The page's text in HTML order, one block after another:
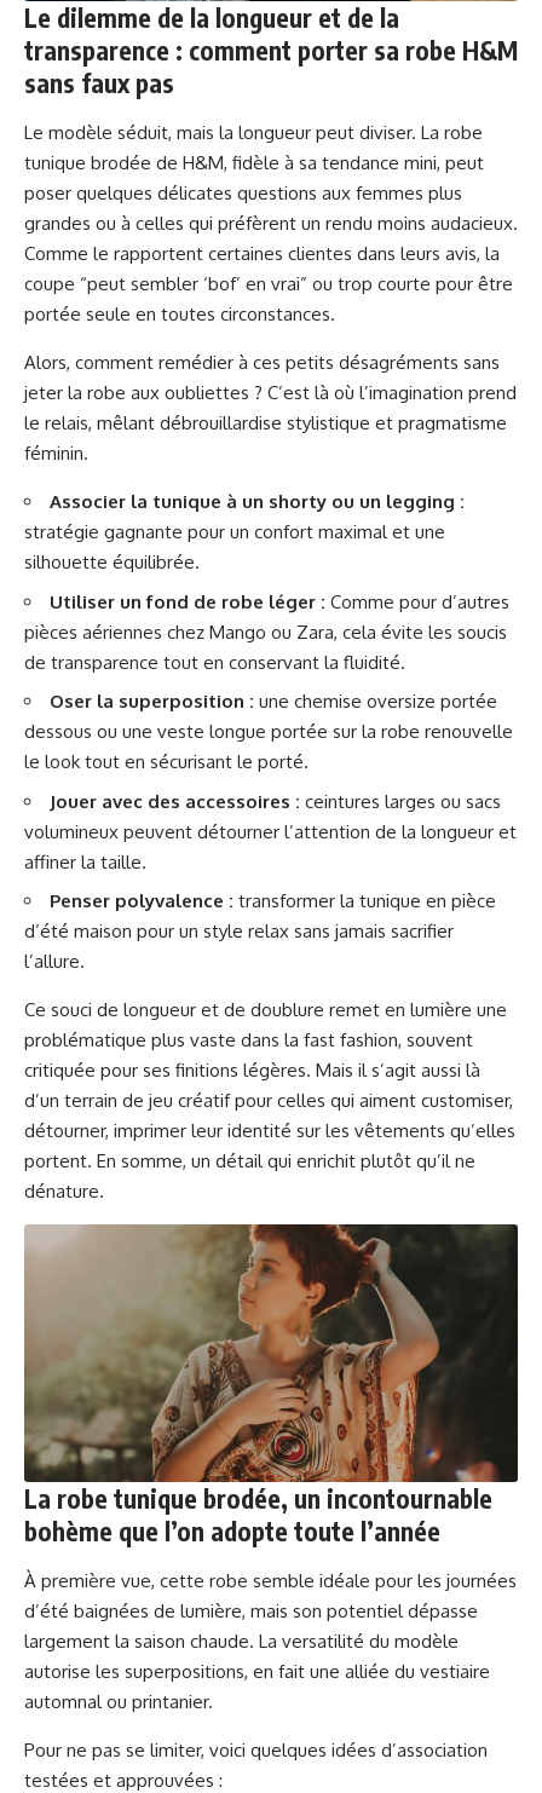
Le dilemme de la longueur et de la
transparence : comment porter sa robe H&M
sans faux pas
Le modèle séduit, mais la longueur peut diviser. La robe
tunique brodée de H&M, fidèle à sa tendance mini, peut
poser quelques délicates questions aux femmes plus
grandes ou à celles qui préfèrent un rendu moins audacieux.
Comme le rapportent certaines clientes dans leurs avis, la
coupe “peut sembler ‘bof’ en vrai” ou trop courte pour être
portée seule en toutes circonstances.
Alors, comment remédier à ces petits désagréments sans
jeter la robe aux oubliettes ? C’est là où l’imagination prend
le relais, mêlant débrouillardise stylistique et pragmatisme
féminin.
Associer la tunique à un shorty ou un legging :
stratégie gagnante pour un confort maximal et une
silhouette équilibrée.
Utiliser un fond de robe léger : Comme pour d’autres
pièces aériennes chez Mango ou Zara, cela évite les soucis
de transparence tout en conservant la fluidité.
Oser la superposition : une chemise oversize portée
dessous ou une veste longue portée sur la robe renouvelle
le look tout en sécurisant le porté.
Jouer avec des accessoires : ceintures larges ou sacs
volumineux peuvent détourner l’attention de la longueur et
affiner la taille.
Penser polyvalence : transformer la tunique en pièce
d’été maison pour un style relax sans jamais sacrifier
l’allure.
Ce souci de longueur et de doublure remet en lumière une
problématique plus vaste dans la fast fashion, souvent
critiquée pour ses finitions légères. Mais il s’agit aussi là
d’un terrain de jeu créatif pour celles qui aiment customiser,
détourner, imprimer leur identité sur les vêtements qu’elles
portent. En somme, un détail qui enrichit plutôt qu’il ne
dénature.
La robe tunique brodée, un incontournable
bohème que l’on adopte toute l’année
À première vue, cette robe semble idéale pour les journées
d’été baignées de lumière, mais son potentiel dépasse
largement la saison chaude. La versatilité du modèle
autorise les superpositions, en fait une alliée du vestiaire
automnal ou printanier.
Pour ne pas se limiter, voici quelques idées d’association
testées et approuvées :